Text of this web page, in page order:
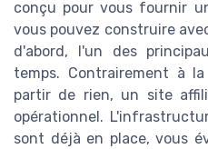
conçu pour vous fournir
vous pouvez construire
d'abord, l'un des
temps. Contrairement à
partir de rien, un site
opérationnel.
sont déjà en place, vous